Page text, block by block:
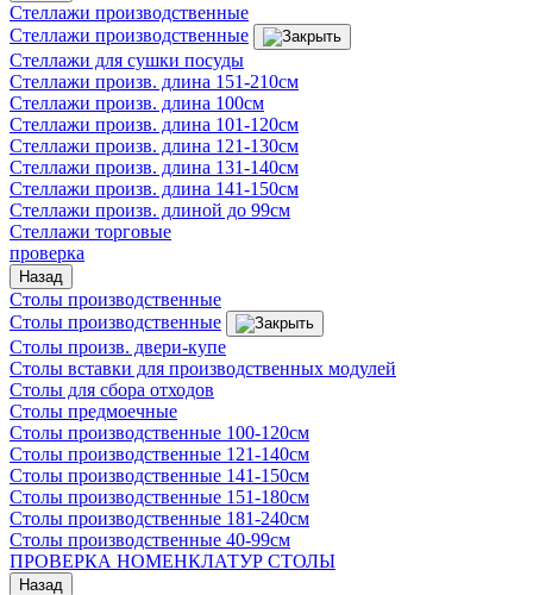
Стеллажи производственные
Стеллажи производственные
Стеллажи для сушки посуды
Стеллажи произв. длина 151-210см
Стеллажи произв. длина 100см
Стеллажи произв. длина 101-120см
Стеллажи произв. длина 121-130см
Стеллажи произв. длина 131-140см
Стеллажи произв. длина 141-150см
Стеллажи произв. длиной до 99см
Стеллажи торговые
проверка
Назад
Столы производственные
Столы производственные
Столы произв. двери-купе
Столы вставки для производственных модулей
Столы для сбора отходов
Столы предмоечные
Столы производственные 100-120см
Столы производственные 121-140см
Столы производственные 141-150см
Столы производственные 151-180см
Столы производственные 181-240см
Столы производственные 40-99см
ПРОВЕРКА НОМЕНКЛАТУР СТОЛЫ
Назад